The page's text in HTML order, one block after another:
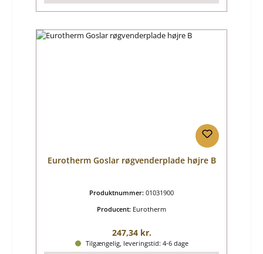
Eurotherm Goslar røgvenderplade højre B
Produktnummer: 01031900
Producent: Eurotherm
Almindelig pris:
247,34 kr.
Tilgængelig, leveringstid: 4-6 dage